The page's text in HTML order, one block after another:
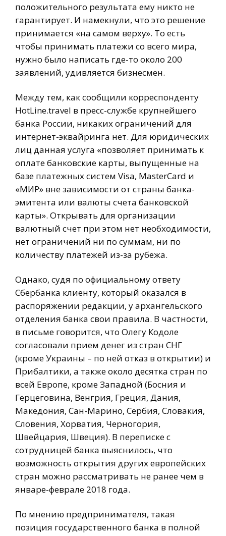
положительного результата ему никто не
гарантирует. И намекнули, что это решение
принимается «на самом верху». То есть
чтобы принимать платежи со всего мира,
нужно было написать где-то около 200
заявлений, удивляется бизнесмен.
Между тем, как сообщили корреспонденту
HotLine.travel в пресс-службе крупнейшего
банка России, никаких ограничений для
интернет-эквайринга нет. Для юридических
лиц данная услуга «позволяет принимать к
оплате банковские карты, выпущенные на
базе платежных систем Visa, MasterСard и
«МИР» вне зависимости от страны банка-
эмитента или валюты счета банковской
карты». Открывать для организации
валютный счет при этом нет необходимости,
нет ограничений ни по суммам, ни по
количеству платежей из-за рубежа.
Однако, судя по официальному ответу
Сбербанка клиенту, который оказался в
распоряжении редакции, у архангельского
отделения банка свои правила. В частности,
в письме говорится, что Олегу Кодоле
согласовали прием денег из стран СНГ
(кроме Украины – по ней отказ в открытии) и
Прибалтики, а также около десятка стран по
всей Европе, кроме Западной (Босния и
Герцеговина, Венгрия, Греция, Дания,
Македония, Сан-Марино, Сербия, Словакия,
Словения, Хорватия, Черногория,
Швейцария, Швеция). В переписке с
сотрудницей банка выяснилось, что
возможность открытия других европейских
стран можно рассматривать не ранее чем в
январе-феврале 2018 года.
По мнению предпринимателя, такая
позиция государственного банка в полной